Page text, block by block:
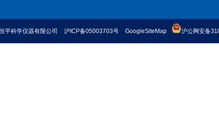
平科学仪器有限公司 沪ICP备05003703号 GoogleSiteMap 沪公网安备